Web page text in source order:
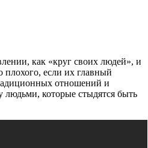
как «круг своих людей», и
плохого, если их главный
отношений и
людьми, которые стыдятся быть